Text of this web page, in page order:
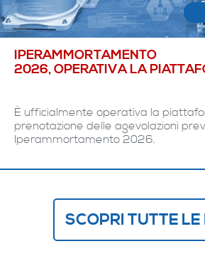
IPERAMMORTAMENTO
2026, OPERATIVA LA
È ufficialmente operativa la
prenotazione delle agevolazioni
Iperammortamento 2026.
SCOPRI TUTTE